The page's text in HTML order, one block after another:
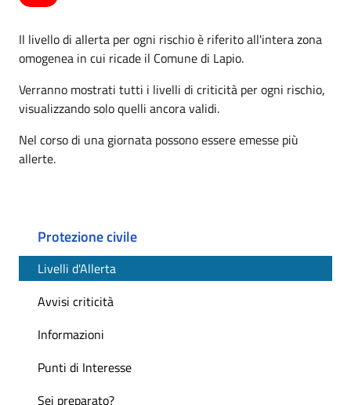
Il livello di allerta per ogni rischio è riferito all'intera zona
omogenea in cui ricade il Comune di Lapio.
Verranno mostrati tutti i livelli di criticità per ogni rischio,
visualizzando solo quelli ancora validi.
Nel corso di una giornata possono essere emesse più
allerte.
Protezione civile
Livelli d'Allerta
Avvisi criticità
Informazioni
Punti di Interesse
Sei preparato?